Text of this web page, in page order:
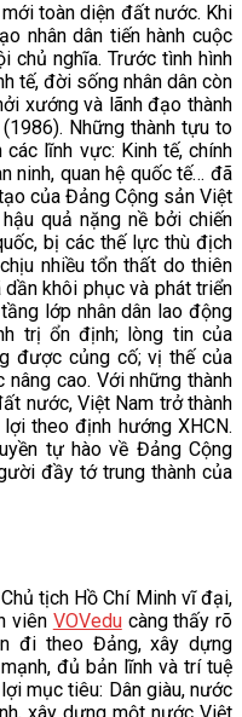
toàn diện đất nước. Khi
nhân dân tiến hành cuộc
chủ nghĩa. Trước tình hình
tế, đời sống nhân dân còn
xướng và lãnh đạo thành
Những thành tựu to
lĩnh vực: Kinh tế, chính
ninh, quan hệ quốc tế… đã
của Đảng Cộng sản Việt
quả nặng nề bởi chiến
bị các thế lực thù địch
nhiều tổn thất do thiên
khôi phục và phát triển
lớp nhân dân lao động
trị ổn định; lòng tin của
được củng cố; vị thế của
cao. Với những thành
nước, Việt Nam trở thành
theo định hướng XHCN.
tự hào về Đảng Cộng
đầy tớ trung thành của
tịch Hồ Chí Minh vĩ đại,
viên VOVeducàng thấy rõ
đi theo Đảng, xây dựng
đủ bản lĩnh và trí tuệ
mục tiêu: Dân giàu, nước